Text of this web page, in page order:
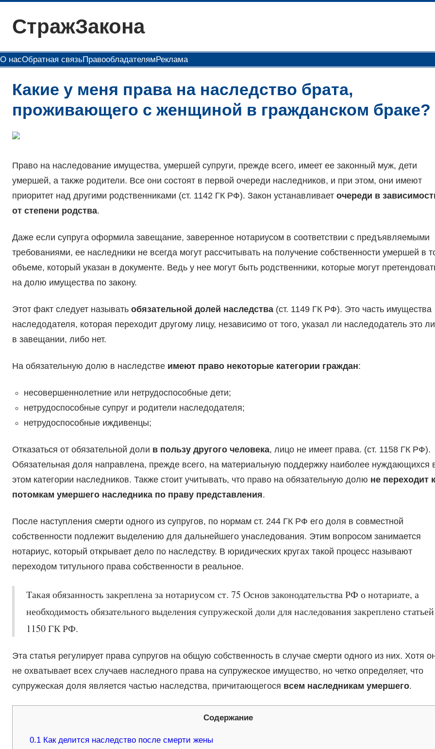
содержимому
СтражЗакона
О насОбратная связьПравообладателямРеклама
Какие у меня права на наследство брата,
проживающего с женщиной в гражданском браке?
Право на наследование имущества, умершей супруги, прежде всего, имеет ее законный муж, дети
умершей, а также родители. Все они состоят в первой очереди наследников, и при этом, они имеют
приоритет над другими родственниками (ст. 1142 ГК РФ). Закон устанавливает очереди в
от степени родства.
Даже если супруга оформила завещание, заверенное нотариусом в соответствии с предъявляемыми
требованиями, ее наследники не всегда могут рассчитывать на получение собственности умершей в
объеме, который указан в документе. Ведь у нее могут быть родственники, которые могут
на долю имущества по закону.
Этот факт следует называть обязательной долей наследства(ст. 1149 ГК РФ). Это часть имущества
наследодателя, которая переходит другому лицу, независимо от того, указал ли наследодатель это
в завещании, либо нет.
На обязательную долю в наследстве имеют право некоторые категории граждан:
несовершеннолетние или нетрудоспособные дети;
нетрудоспособные супруг и родители наследодателя;
нетрудоспособные иждивенцы;
Отказаться от обязательной доли в пользу другого человека, лицо не имеет права. (ст. 1158 ГК РФ).
Обязательная доля направлена, прежде всего, на материальную поддержку наиболее нуждающихся
этом категории наследников. Также стоит учитывать, что право на обязательную долю не переходит к
потомкам умершего наследника по праву представления.
После наступления смерти одного из супругов, по нормам ст. 244 ГК РФ его доля в совместной
собственности подлежит выделению для дальнейшего унаследования. Этим вопросом занимается
нотариус, который открывает дело по наследству. В юридических кругах такой процесс называют
переходом титульного права собственности в реальное.
Такая обязанность закреплена за нотариусом ст. 75 Основ законодательства РФ о нотариате, а
необходимость обязательного выделения супружеской доли для наследования закреплено статьей
1150 ГК РФ.
Эта статья регулирует права супругов на общую собственность в случае смерти одного из них. Хотя
не охватывает всех случаев наследного права на супружеское имущество, но четко определяет, что
супружеская доля является частью наследства, причитающегося всем наследникам умершего.
Содержание
0.1 Как делится наследство после смерти жены